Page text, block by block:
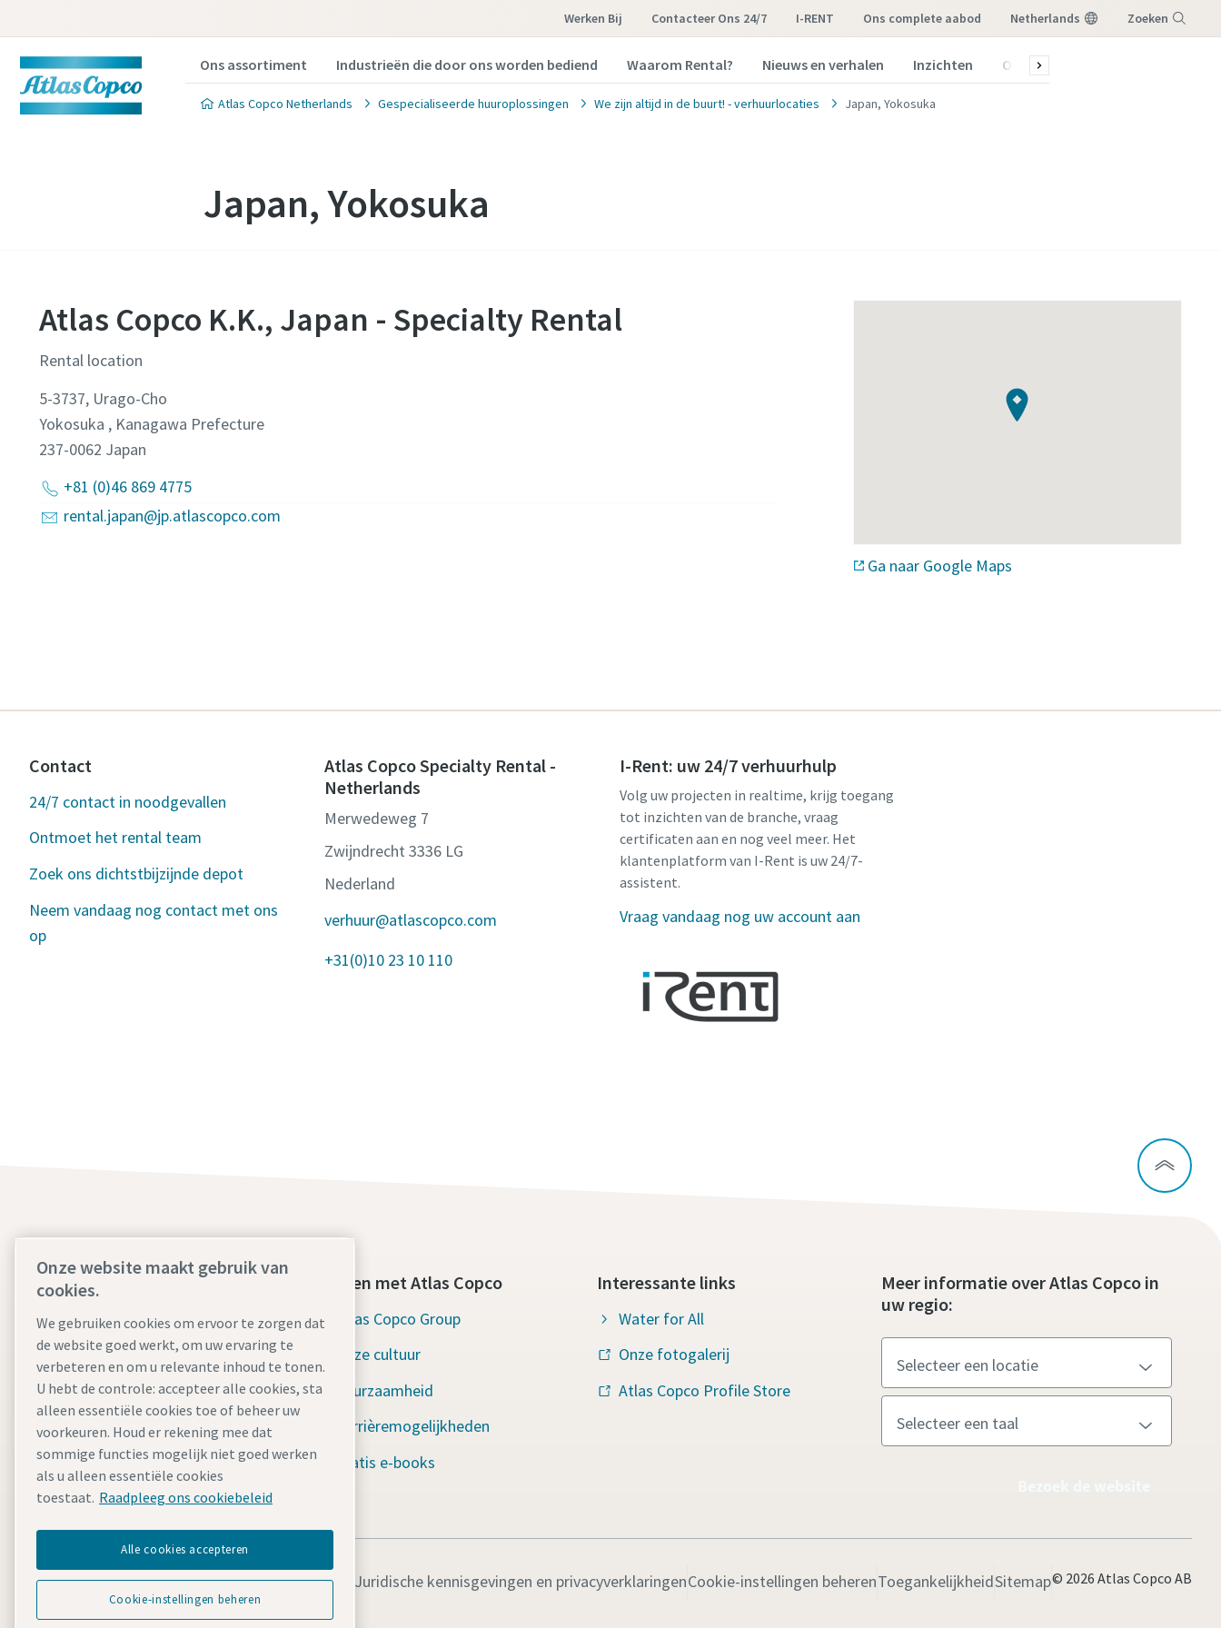
Werken Bij Contacteer Ons 24/7 I-RENT ons complete aabod Netherlands Zoeken
Ons assortiment Industrieën die door ons worden bediend Waarom Rental? Nieuws en verhalen Inzichten Over ons
Atlas Copco Netherlands Gespecialiseerde huuroplossingen We zijn altijd in de buurt! - verhuurlocaties Japan, Yokosuka
Japan, Yokosuka
Atlas Copco K.K., Japan - Specialty Rental
Rental location
5-3737, Urago-Cho
Yokosuka , Kanagawa Prefecture
237-0062 Japan
+81 (0)46 869 4775
rental.japan@jp.atlascopco.com
Ga naar Google Maps
Contact
24/7 contact in noodgevallen
Ontmoet het rental team
Zoek ons dichtstbijzijnde depot
Neem vandaag nog contact met ons
op
Atlas Copco Specialty Rental -
Netherlands
Merwedeweg 7
Zwijndrecht 3336 LG
Nederland
verhuur@atlascopco.com
+31(0)10 23 10 110
I-Rent: uw 24/7 verhuurhulp
Volg uw projecten in realtime, krijg toegang
tot inzichten van de branche, vraag
certificaten aan en nog veel meer. Het
klantenplatform van I-Rent is uw 24/7-
assistent.
Vraag vandaag nog uw account aan
Vind wat u zoekt
Verhuurvloot
Industrieën
Waarom Rental?
Nieuws en verhalen
Bronnen
ISO-certificering
Werken met Atlas Copco
Atlas Copco Group
Onze cultuur
Duurzaamheid
Carrièremogelijkheden
Gratis e-books
Interessante links
Water for All
Onze fotogalerij
Atlas Copco Profile Store
Meer informatie over Atlas Copco in
uw regio:
Juridische kennisgevingen en privacyverklaringenCookie-instellingen beherenToegankelijkheidSitemap© 2026 Atlas Copco AB
Onze website maakt gebruik van
cookies.
We gebruiken cookies om ervoor te zorgen dat
de website goed werkt, om uw ervaring te
verbeteren en om u relevante inhoud te tonen.
U hebt de controle: accepteer alle cookies, sta
alleen essentiële cookies toe of beheer uw
voorkeuren. Houd er rekening mee dat
sommige functies mogelijk niet goed werken
als u alleen essentiële cookies
toestaat. Raadpleeg ons cookiebeleid
Alle cookies accepteren
Cookie-instellingen beheren